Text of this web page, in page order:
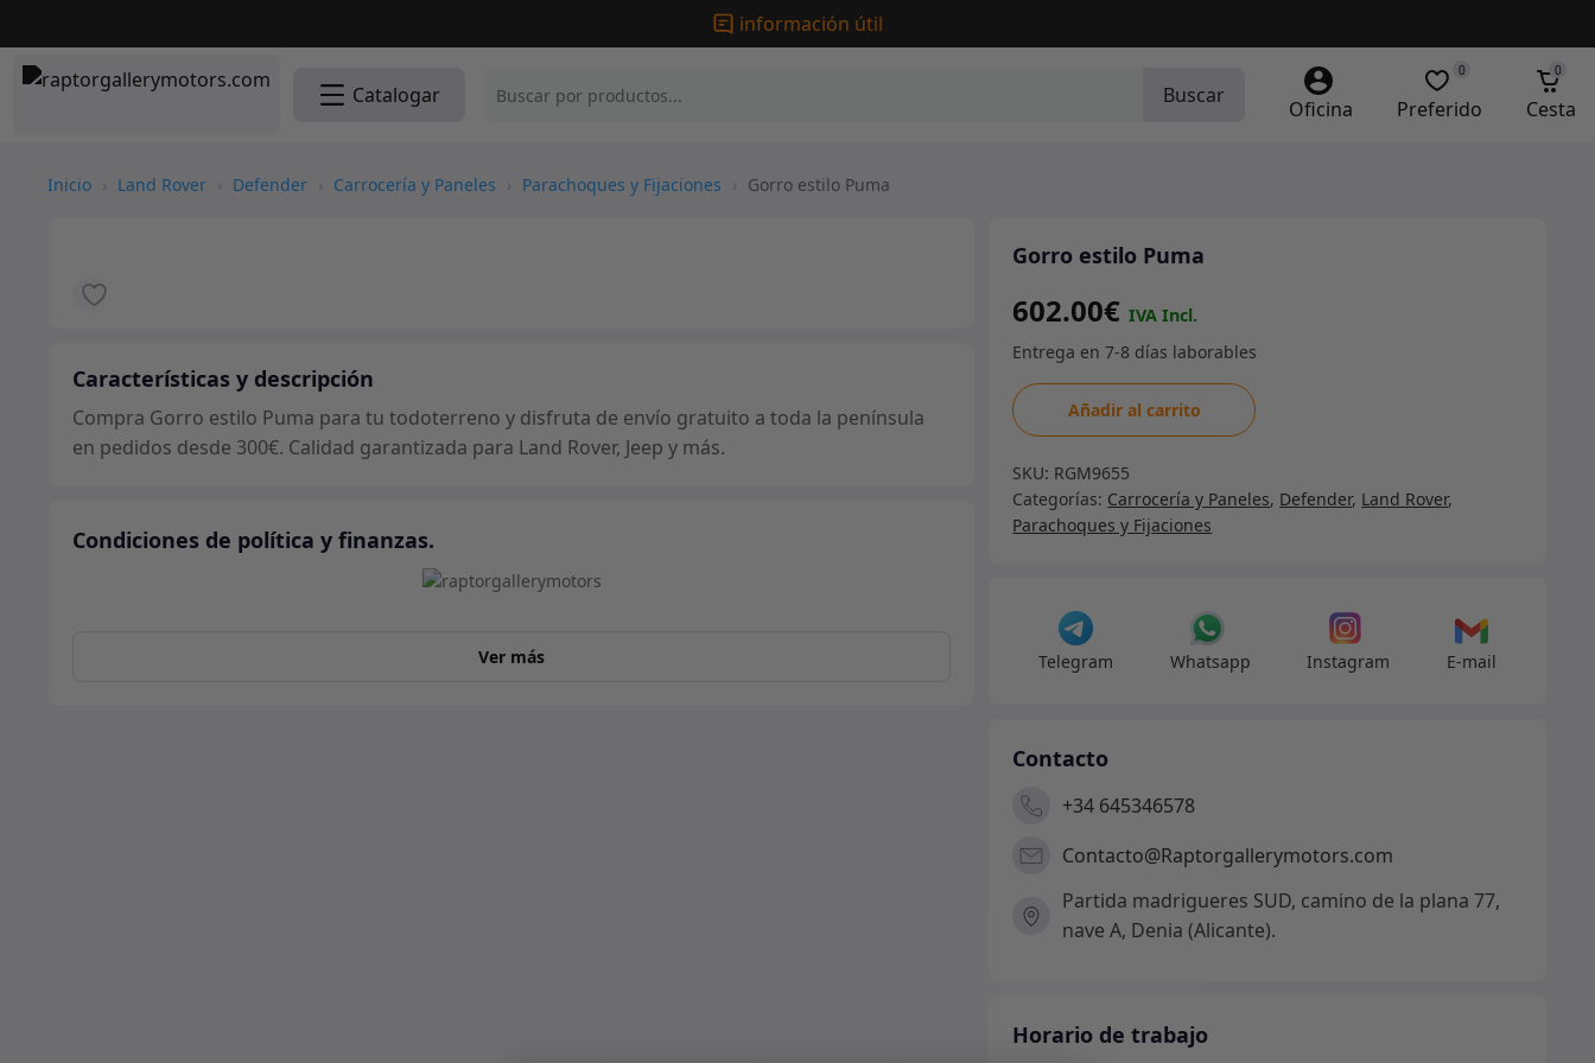
información útil
Catalogar Buscar
Oficina Preferido
0
Cesta
0
Inicio › Land Rover › Defender › Carrocería y Paneles › Parachoques y Fijaciones › Gorro estilo Puma
Características y descripción
Compra Gorro estilo Puma para tu todoterreno y disfruta de envío gratuito a toda la península
en pedidos desde 300€. Calidad garantizada para Land Rover, Jeep y más.
Condiciones de política y finanzas.
Ver más
Gorro estilo Puma
602.00€
Gorro
estilo
cantidad
Añadir al carrito
SKU: RGM9655
Categorías: Carrocería y Paneles, Defender, Land Rover,
Parachoques y Fijaciones
Telegram Whatsapp Instagram E-mail
Contacto
+34 645346578
Contacto@Raptorgallerymotors.com
Partida madrigueres SUD, camino de la plana 77,
nave A, Denia (Alicante).
Horario de trabajo